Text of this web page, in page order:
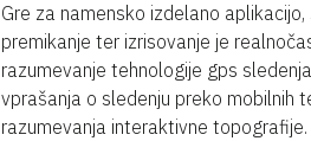
Gre za namensko izdelano
premikanje ter izrisovanje je
razumevanje tehnologije gps
vprašanja o sledenju preko mobilnih
razumevanja interaktivne topografije.